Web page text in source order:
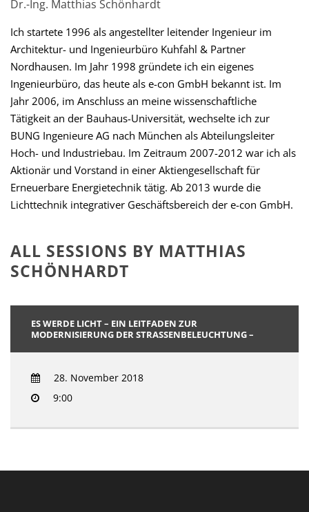
Dr.-Ing. Matthias Schönhardt
Ich startete 1996 als angestellter leitender Ingenieur im
Architektur- und Ingenieurbüro Kuhfahl & Partner
Nordhausen. Im Jahr 1998 gründete ich ein eigenes
Ingenieurbüro, das heute als e-con GmbH bekannt ist. Im
Jahr 2006, im Anschluss an meine wissenschaftliche
Tätigkeit an der Bauhaus-Universität, wechselte ich zur
BUNG Ingenieure AG nach München als Abteilungsleiter
Hoch- und Industriebau. Im Zeitraum 2007-2012 war ich als
Aktionär und Vorstand in einer Aktiengesellschaft für
Erneuerbare Energietechnik tätig. Ab 2013 wurde die
Lichttechnik integrativer Geschäftsbereich der e-con GmbH.
ALL SESSIONS BY MATTHIAS
SCHÖNHARDT
ES WERDE LICHT – EIN LEITFADEN ZUR
MODERNISIERUNG DER STRASSENBELEUCHTUNG –
28. November 2018
9:00